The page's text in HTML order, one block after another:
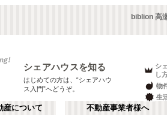
biblion 高
シェアハウスを知る
はじめての方は、“シェアハウ
ス入門”へどうぞ。
シ
し
物
生
産について 不動産事業者様へ